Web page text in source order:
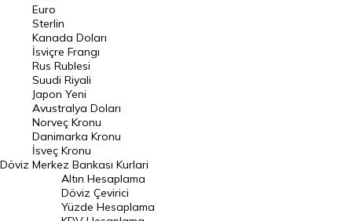
Pound Kuru
Frank Kuru
Riyal Kuru
Avustralya Doları
Danimarka Kronu Kuru
Kanada Doları Kuru
Norveç Kronu Kuru
İsveç Kronu Kuru
Japon Yeni Kuru
Döviz
Euro
Sterlin
Kanada Doları
İsviçre Frangı
Rus Rublesi
Suudi Riyali
Japon Yeni
Avustralya Doları
Norveç Kronu
Danimarka Kronu
İsveç Kronu
Merkez Bankası Kurlari
Altın Hesaplama
Döviz Çevirici
Yüzde Hesaplama